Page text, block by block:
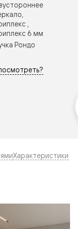
,
6 мм
Рондо
Характеристики